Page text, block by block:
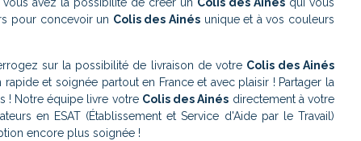
pour concevoir un Colis des Ainés unique et à vos couleurs
sur la possibilité de livraison de votre Colis des Ainés
et soignée partout en France et avec plaisir ! Partager la
! Notre équipe livre votre Colis des Ainés directement à votre
en ESAT (Établissement et Service d'Aide par le Travail)
encore plus soignée !